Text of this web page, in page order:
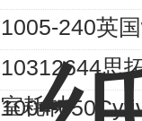
1005-240英
10312644思
室耗材
1004-